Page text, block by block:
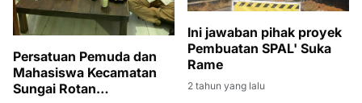
Persatuan Pemuda dan
Mahasiswa Kecamatan
Sungai Rotan
Ini jawaban pihak proyek
Pembuatan SPAL' Suka
Rame
2 tahun yang lalu